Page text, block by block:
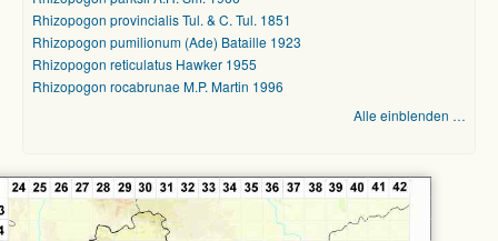
Rhizopogon provincialis Tul. & C. Tul. 1851
Rhizopogon pumilionum (Ade) Bataille 1923
Rhizopogon reticulatus Hawker 1955
Rhizopogon rocabrunae M.P. Martin 1996
Alle einblenden …